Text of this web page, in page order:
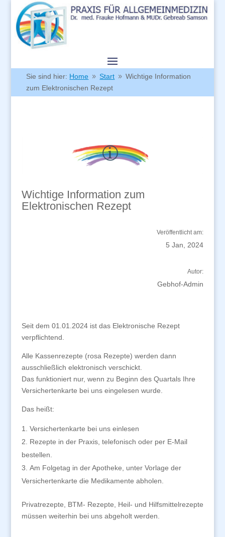
Sie sind hier: Home 9 Start 9 Wichtige Information
zum Elektronischen Rezept
Wichtige Information zum
Elektronischen Rezept
Veröffentlicht am:
5 Jan, 2024
Autor:
Gebhof-Admin
Seit dem 01.01.2024 ist das Elektronische Rezept
verpflichtend.
Alle Kassenrezepte (rosa Rezepte) werden dann
ausschließlich elektronisch verschickt.
Das funktioniert nur, wenn zu Beginn des Quartals Ihre
Versichertenkarte bei uns eingelesen wurde.
Das heißt:
Versichertenkarte bei uns einlesen
Rezepte in der Praxis, telefonisch oder per E-Mail
bestellen.
Am Folgetag in der Apotheke, unter Vorlage der
Versichertenkarte die Medikamente abholen.
Privatrezepte, BTM- Rezepte, Heil- und Hilfsmittelrezepte
müssen weiterhin bei uns abgeholt werden.